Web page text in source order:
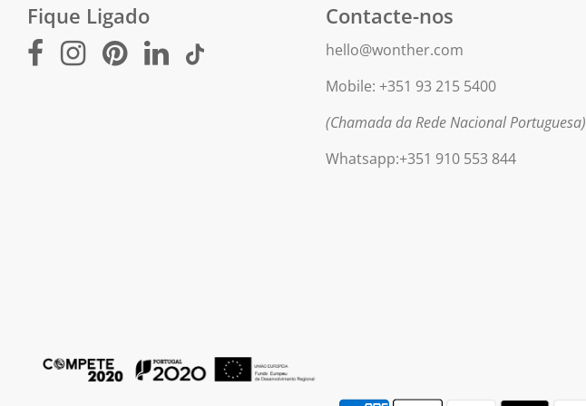
Fique Ligado Contacte-nos
hello@wonther.com
Mobile: +351 93 215 5400
(Chamada da Rede Nacional Portuguesa)
Whatsapp:+351 910 553 844